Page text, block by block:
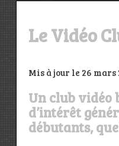
Le Vidéo
Mis à jour le 26 mars
Un club vidéo
d’intérêt
débutants,